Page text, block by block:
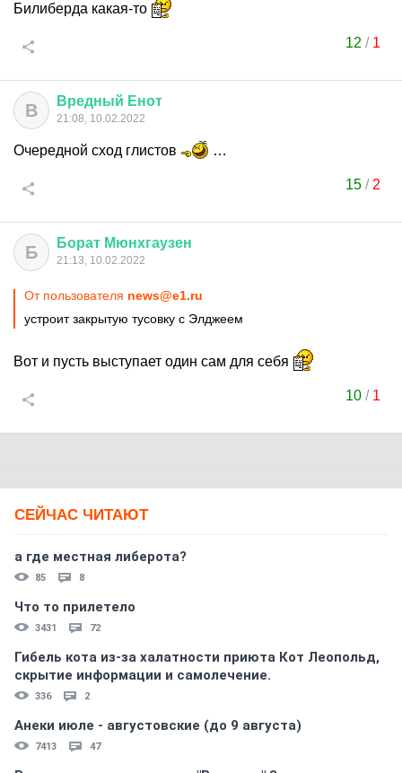
Билиберда какая-то
12 / 1
В Вредный Енот
21:08, 10.02.2022
Очередной сход глистов …
15 / 2
Б Борат Мюнхгаузен
21:13, 10.02.2022
От пользователя news@e1.ru
устроит закрытую тусовку с Элджеем
Вот и пусть выступает один сам для себя
10 / 1
СЕЙЧАС ЧИТАЮТ
а где местная либерота?
85 8
Что то прилетело
3431 72
Гибель кота из-за халатности приюта Кот Леопольд,
скрытиe информации и самолечение.
336 2
Анеки июле - августовские (до 9 августа)
7413 47